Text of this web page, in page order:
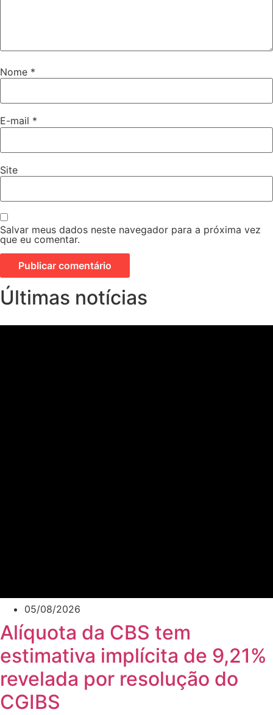
Nome *
E-mail *
Site
Salvar meus dados neste navegador para a próxima vez
que eu comentar.
Últimas notícias
05/08/2026
Alíquota da CBS tem
estimativa implícita de 9,21%
revelada por resolução do
CGIBS